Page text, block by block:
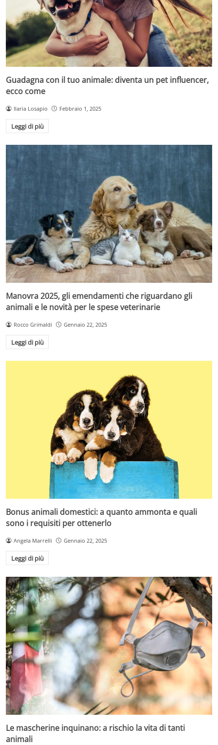
Guadagna con il tuo animale: diventa un pet influencer,
ecco come
Ilaria Losapio Febbraio 1, 2025
Leggi di più
Manovra 2025, gli emendamenti che riguardano gli
animali e le novità per le spese veterinarie
Rocco Grimaldi Gennaio 22, 2025
Leggi di più
Bonus animali domestici: a quanto ammonta e quali
sono i requisiti per ottenerlo
Angela Marrelli Gennaio 22, 2025
Leggi di più
Le mascherine inquinano: a rischio la vita di tanti
animali